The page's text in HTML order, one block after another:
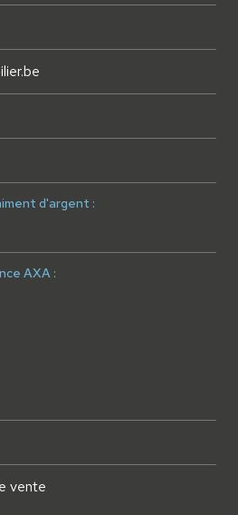
d'argent :
AXA :
vente